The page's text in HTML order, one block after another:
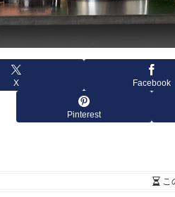
X Facebook
Pinterest
こ